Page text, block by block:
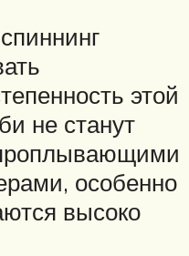
этой
не станут
особенно
высоко